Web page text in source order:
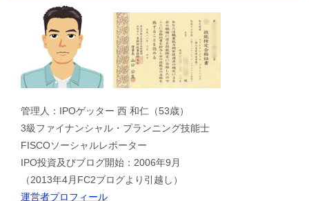
管理人：IPOゲッター 西 和仁（53歳）
3級ファイナンシャル・プランニング技能士
FISCOソーシャルレポーター
IPO投資及びブログ開始：2006年9月
（2013年4月FC2ブログより引越し）
運営者プロフィール